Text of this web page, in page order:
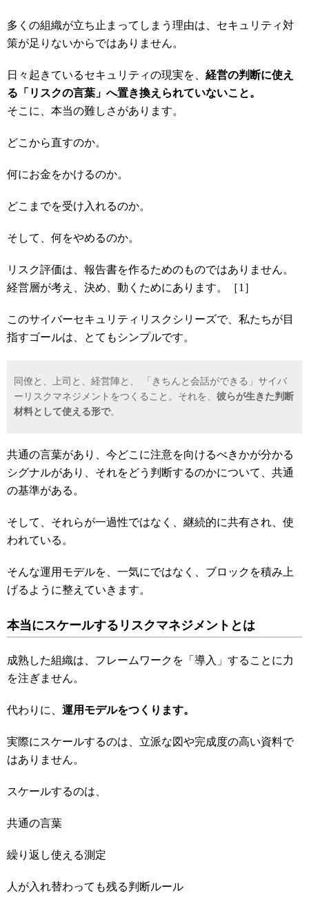
多くの組織が立ち止まってしまう理由は、セキュリティ対
策が足りないからではありません。
日々起きているセキュリティの現実を、 経営の判断に使え
る「リスクの言葉」へ置き換えられていないこと。
そこに、本当の難しさがあります。
どこから直すのか。
何にお金をかけるのか。
どこまでを受け入れるのか。
そして、何をやめるのか。
リスク評価は、報告書を作るためのものではありません。
経営層が考え、決め、動くためにあります。［1］
このサイバーセキュリティリスクシリーズで、私たちが目
指すゴールは、とてもシンプルです。
同僚と、上司と、経営陣と、 「きちんと会話ができる」サイバ
ーリスクマネジメントをつくること。それを、 彼らが生きた判断
材料として使える形で。
共通の言葉があり、今どこに注意を向けるべきかが分かる
シグナルがあり、それをどう判断するのかについて、共通
の基準がある。
そして、それらが一過性ではなく、継続的に共有され、使
われている。
そんな運用モデルを、一気にではなく、ブロックを積み上
げるように整えていきます。
本当にスケールするリスクマネジメントとは
成熟した組織は、フレームワークを「導入」することに力
を注ぎません。
代わりに、 運用モデルをつくります。
実際にスケールするのは、立派な図や完成度の高い資料で
はありません。
スケールするのは、
共通の言葉
繰り返し使える測定
人が入れ替わっても残る判断ルール